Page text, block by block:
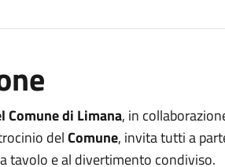
Comune di Limana, in
delComune, invita tutti a
tavolo e al divertimento condiviso.